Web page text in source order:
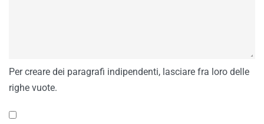
Per creare dei paragrafi indipendenti, lasciare fra loro delle
righe vuote.